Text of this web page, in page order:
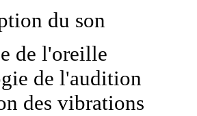
du son
de l'oreille
de l'audition
des vibrations